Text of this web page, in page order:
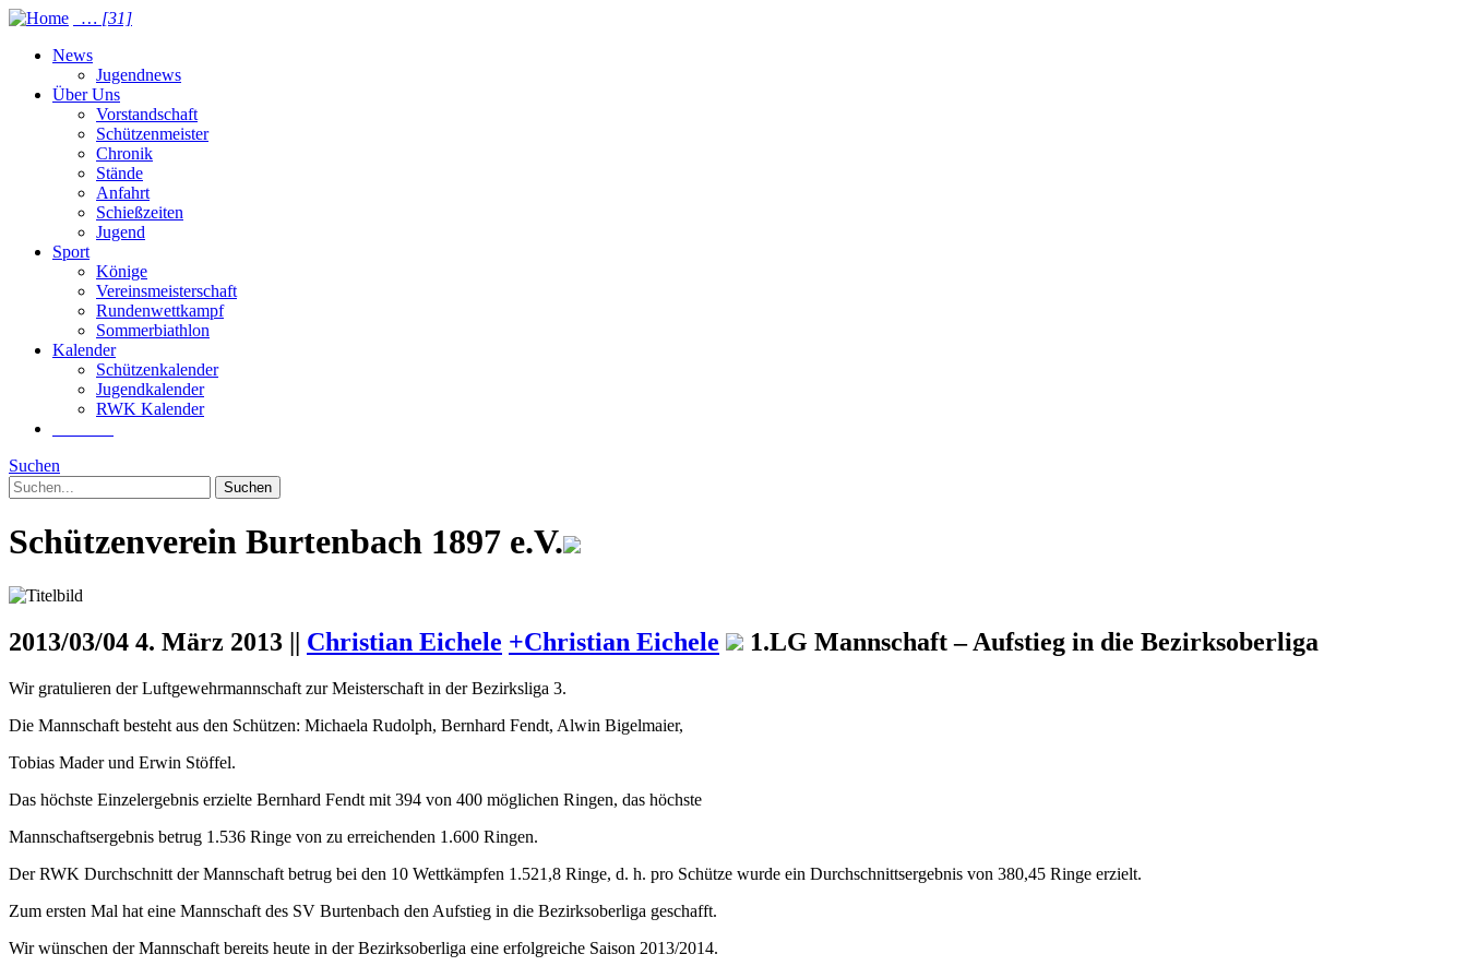
… [31]
News
Jugendnews
Über Uns
Vorstandschaft
Schützenmeister
Chronik
Stände
Anfahrt
Schießzeiten
Jugend
Sport
Könige
Vereinsmeisterschaft
Rundenwettkampf
Sommer­biathlon
Kalender
Schützenkalender
Jugendkalender
RWK Kalender
Suchen
Suchen
Schützenverein Burtenbach 1897 e.V.
2013/03/04 4. März 2013 || Christian Eichele +Christian Eichele 1.LG Mannschaft – Aufstieg in die Bezirksoberliga
Wir gratulieren der Luftgewehrmannschaft zur Meisterschaft in der Bezirksliga 3.
Die Mannschaft besteht aus den Schützen: Michaela Rudolph, Bernhard Fendt, Alwin Bigelmaier,
Tobias Mader und Erwin Stöffel.
Das höchste Einzelergebnis erzielte Bernhard Fendt mit 394 von 400 möglichen Ringen, das höchste
Mannschaftsergebnis betrug 1.536 Ringe von zu erreichenden 1.600 Ringen.
Der RWK Durchschnitt der Mannschaft betrug bei den 10 Wettkämpfen 1.521,8 Ringe, d. h. pro Schütze wurde ein Durchschnittsergebnis von 380,45 Ringe erzielt.
Zum ersten Mal hat eine Mannschaft des SV Burtenbach den Aufstieg in die Bezirksoberliga geschafft.
Wir wünschen der Mannschaft bereits heute in der Bezirksoberliga eine erfolgreiche Saison 2013/2014.